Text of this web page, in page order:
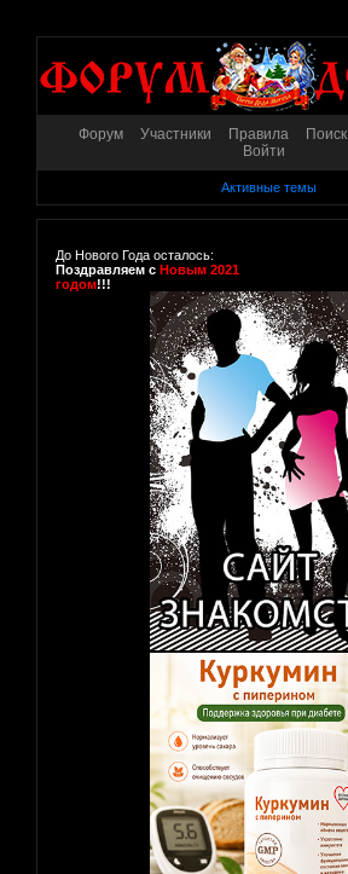
Форум Участники Правила Поиск
Войти
Активные темы
До Нового Года осталось:
Поздравляем с Новым 2021
годом!!!